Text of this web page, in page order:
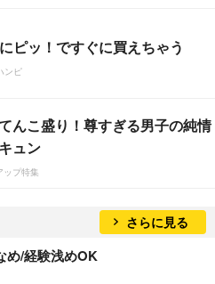
ピッ！ですぐに買えちゃう
ンピ
んこ盛り！尊すぎる男子の純情
ュン
ップ特集
さらに見る
め/経験浅めOK